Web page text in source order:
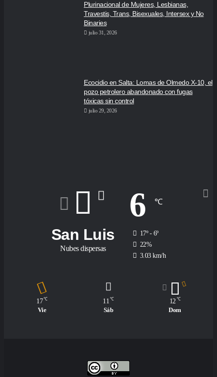
Plurinacional de Mujeres, Lesbianas,
Travestis, Trans, Bisexuales, Intersex y No
Binaries
julio 31, 2026
Ecocidio en Salta: Lomas de Olmedo X-10, el
pozo petrolero abandonado con fugas
tóxicas sin control
julio 29, 2026
San Luis
Nubes dispersas
6 ℃
17º - 6º
22%
3.03 km/h
17 ℃
Vie
11 ℃
Sáb
12 ℃
Dom